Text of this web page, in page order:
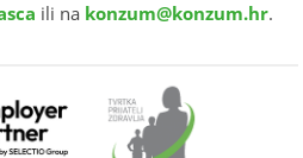
ili na konzum@konzum.hr.